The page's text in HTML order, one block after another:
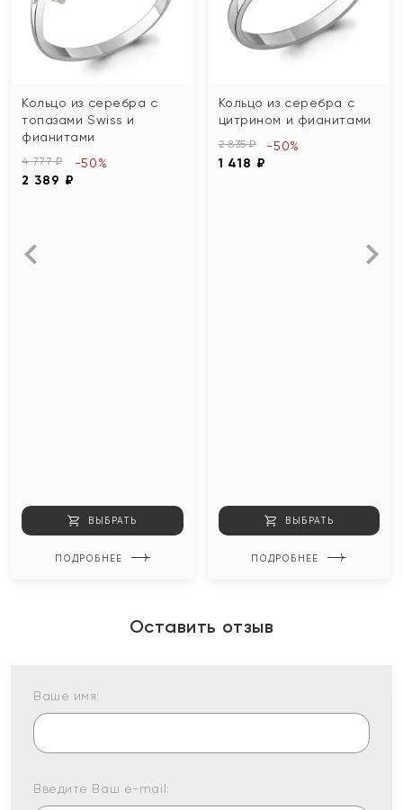
Кольцо из серебра с
топазами Swiss и
фианитами
4 777 ₽
2 389 ₽
-50%
ВЫБРАТЬ
ПОДРОБНЕЕ
Кольцо из серебра с
цитрином и фианитами
2 835 ₽
1 418 ₽
-50%
ВЫБРАТЬ
ПОДРОБНЕЕ
Оставить отзыв
Ваше имя:
Введите Ваш e-mail: